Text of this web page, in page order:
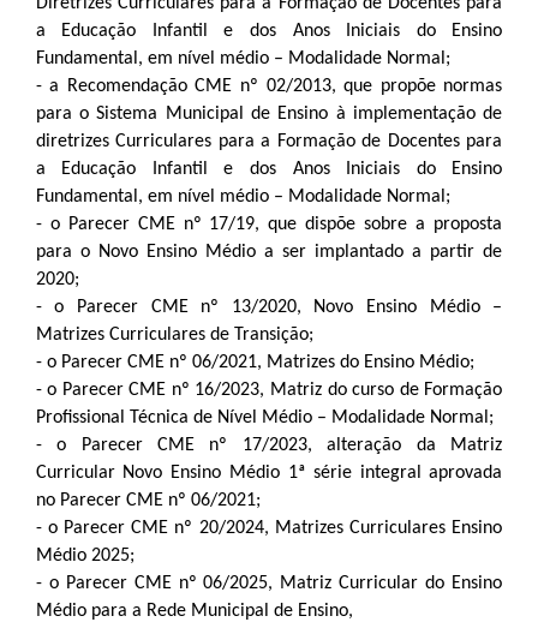
a Educação Infantil e dos Anos Iniciais do Ensino
Fundamental, em nível médio – Modalidade Normal;
- a Recomendação CME nº 02/2013, que propõe normas
para o Sistema Municipal de Ensino à implementação de
diretrizes Curriculares para a Formação de Docentes para
a Educação Infantil e dos Anos Iniciais do Ensino
Fundamental, em nível médio – Modalidade Normal;
- o Parecer CME nº 17/19, que dispõe sobre a proposta
para o Novo Ensino Médio a ser implantado a partir de
2020;
- o Parecer CME nº 13/2020, Novo Ensino Médio –
Matrizes Curriculares de Transição;
- o Parecer CME nº 06/2021, Matrizes do Ensino Médio;
- o Parecer CME nº 16/2023, Matriz do curso de Formação
Profissional Técnica de Nível Médio – Modalidade Normal;
- o Parecer CME nº 17/2023, alteração da Matriz
Curricular Novo Ensino Médio 1ª série integral aprovada
no Parecer CME nº 06/2021;
- o Parecer CME nº 20/2024, Matrizes Curriculares Ensino
Médio 2025;
- o Parecer CME nº 06/2025, Matriz Curricular do Ensino
Médio para a Rede Municipal de Ensino,